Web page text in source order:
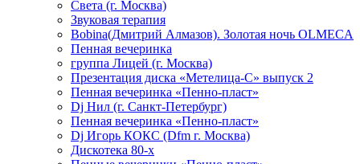
Света (г. Москва)
Звуковая терапия
Bobina(Дмитрий Алмазов). Золотая ночь OLMECA
Пенная вечеринка
группа Лицей (г. Москва)
Презентация диска «Метелица-С» выпуск 2
Пенная вечеринка «Пенно-пласт»
Dj Нил (г. Санкт-Петербург)
Пенная вечеринка «Пенно-пласт»
Dj Игорь КОКС (Dfm г. Москва)
Дискотека 80-х